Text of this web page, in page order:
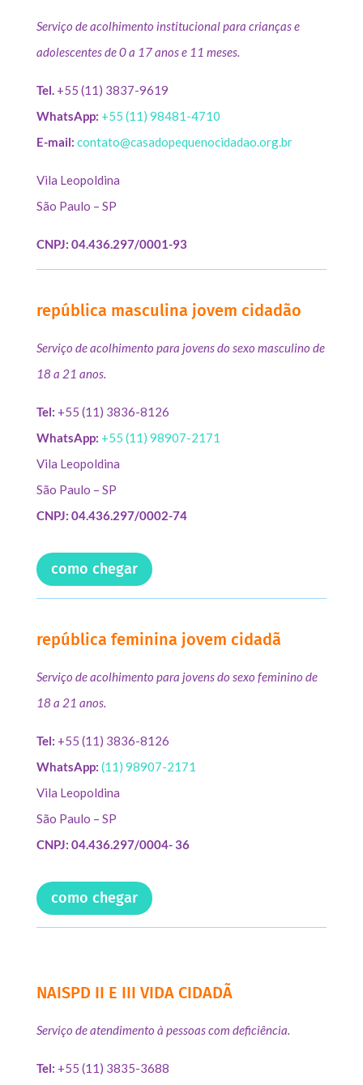
Serviço de acolhimento institucional para crianças e
adolescentes de 0 a 17 anos e 11 meses.
Tel.+55 (11) 3837-9619
WhatsApp: +55 (11) 98481-4710
E-mail: contato@casadopequenocidadao.org.br
Vila Leopoldina
São Paulo – SP
CNPJ: 04.436.297/0001-93
república masculina jovem cidadão
Serviço de acolhimento para jovens do sexo masculino de
18 a 21 anos.
Tel: +55 (11) 3836-8126
WhatsApp: +55 (11) 98907-2171
Vila Leopoldina
São Paulo – SP
CNPJ: 04.436.297/0002-74
como chegar
república feminina jovem cidadã
Serviço de acolhimento para jovens do sexo feminino de
18 a 21 anos.
Tel: +55 (11) 3836-8126
WhatsApp: (11) 98907-2171
Vila Leopoldina
São Paulo – SP
CNPJ: 04.436.297/0004- 36
como chegar
NAISPD II E III VIDA CIDADÃ
Serviço de atendimento à pessoas com deficiência.
Tel: +55 (11) 3835-3688